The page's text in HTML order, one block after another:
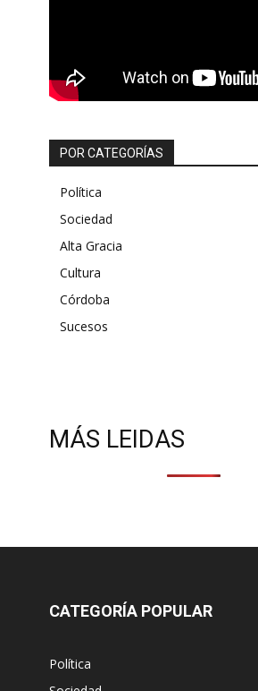
POR CATEGORÍAS
Política
Sociedad
Alta Gracia
Cultura
Córdoba
Sucesos
MÁS LEIDAS
CATEGORÍA POPULAR
Política